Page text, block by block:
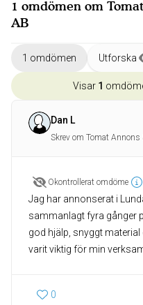
1 omdömen om
AB
1 omdömen Utforska
Visar 1
Dan L
Skrev om Tomat Annons
Okontrollerat omdöme
Jag har annonserat i
sammanlagt fyra gånger
god hjälp, snyggt
varit viktig för min
0